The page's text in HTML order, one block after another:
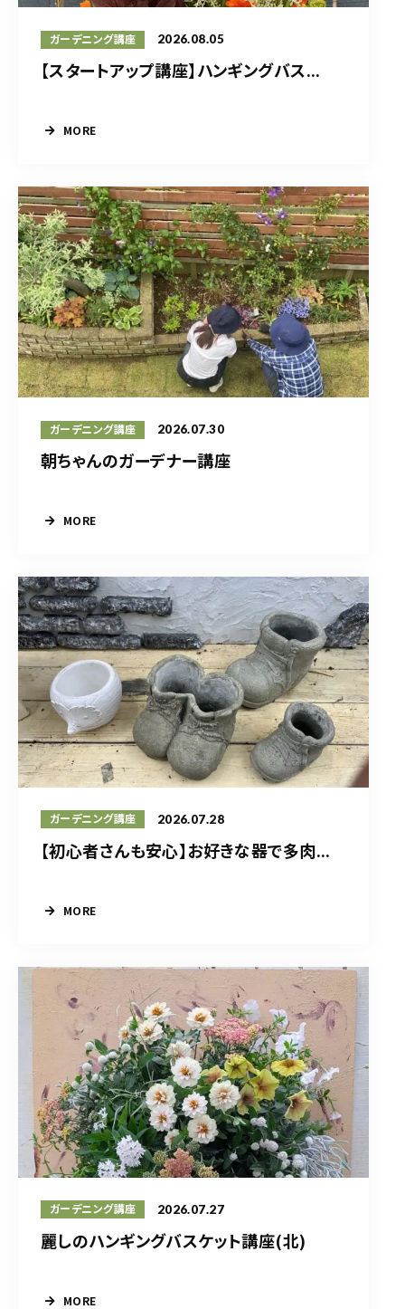
ガーデニング講座 2026.08.05
【スタートアップ講座】ハンギングバス...
MORE
ガーデニング講座 2026.07.30
朝ちゃんのガーデナー講座
MORE
ガーデニング講座 2026.07.28
【初心者さんも安心】お好きな器で多肉...
MORE
ガーデニング講座 2026.07.27
麗しのハンギングバスケット講座(北)
MORE